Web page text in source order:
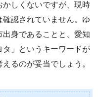
しくないですが、現時
認されていません。ゆ
身であることと、愛知
」というキーワードが
るのが妥当でしょう。